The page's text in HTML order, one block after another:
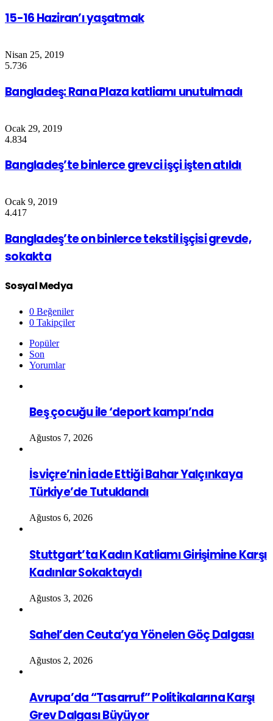
15-16 Haziran’ı yaşatmak
Nisan 25, 2019
5.736
Bangladeş: Rana Plaza katliamı unutulmadı
Ocak 29, 2019
4.834
Bangladeş’te binlerce grevci işçi işten atıldı
Ocak 9, 2019
4.417
Bangladeş’te on binlerce tekstil işçisi grevde,
sokakta
Sosyal Medya
0 Beğeniler
0 Takipçiler
Popüler
Son
Yorumlar
Beş çocuğu ile ‘deport kampı’nda
Ağustos 7, 2026
İsviçre’nin İade Ettiği Bahar Yalçınkaya
Türkiye’de Tutuklandı
Ağustos 6, 2026
Stuttgart’ta Kadın Katliamı Girişimine Karşı
Kadınlar Sokaktaydı
Ağustos 3, 2026
Sahel’den Ceuta’ya Yönelen Göç Dalgası
Ağustos 2, 2026
Avrupa’da “Tasarruf” Politikalarına Karşı
Grev Dalgası Büyüyor